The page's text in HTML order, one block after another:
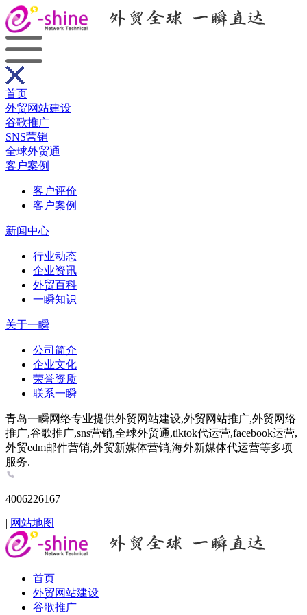
首页
外贸网站建设
谷歌推广
SNS营销
全球外贸通
客户案例
客户评价
客户案例
新闻中心
行业动态
企业资讯
外贸百科
一瞬知识
关于一瞬
公司简介
企业文化
荣誉资质
联系一瞬
青岛一瞬网络专业提供外贸网站建设,外贸网站推广,外贸网络
推广,谷歌推广,sns营销,全球外贸通,tiktok代运营,facebook运营,
外贸edm邮件营销,外贸新媒体营销,海外新媒体代运营等多项
服务.
4006226167
| 网站地图
首页
外贸网站建设
谷歌推广